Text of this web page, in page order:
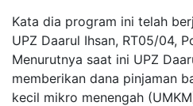
Kata dia program ini telah
UPZ Daarul Ihsan, RT05/04,
Menurutnya saat ini UPZ
memberikan dana pinjaman
kecil mikro menengah